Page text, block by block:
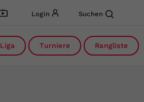
Login Suchen
Liga Turniere Rangliste